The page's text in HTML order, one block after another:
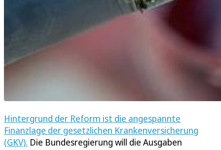
Hintergrund der Reform ist die angespannte
Finanzlage der gesetzlichen Krankenversicherung
(GKV). Die Bundesregierung will die Ausgaben